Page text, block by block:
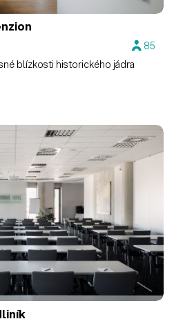
85
blízkosti historického jádra